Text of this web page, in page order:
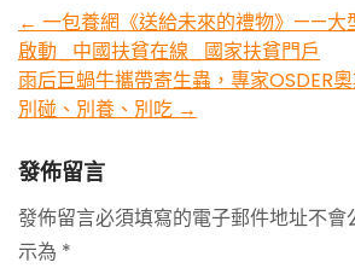
Post
navigation
← 一包養網《送給未來的禮物》——大
啟動_中國扶貧在線_國家扶貧門戶
雨后巨蝸牛攜帶寄生蟲，專家OSDER
別碰、別養、別吃 →
發佈留言
發佈留言必須填寫的電子郵件地址不會
示為 *